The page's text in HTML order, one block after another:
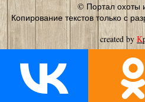
© Портал охоты
Копирование текстов только с
created by K